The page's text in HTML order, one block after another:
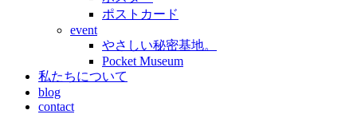
ポストカード
event
やさしい秘密基地。
Pocket Museum
私たちについて
blog
contact